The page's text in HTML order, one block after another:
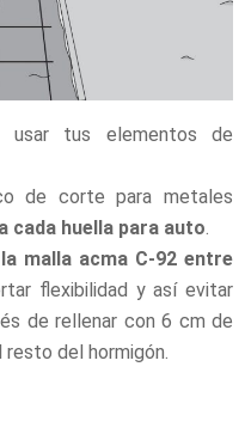
usar tus elementos de
de corte para metales
cada huella para auto.
malla acma C-92 entre
flexibilidad y así evitar
de rellenar con 6 cm de
resto del hormigón.